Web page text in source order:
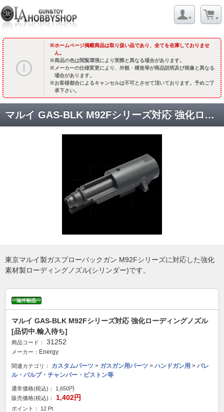
ホームページ掲載商品は取り扱い品であり、全てを在庫しておりませ
ん。
商品の色は閲覧環境により実際と異なる場合があります。
メーカーの仕様変更により、外観・構造等が商品説明及び画像と異なる
場合があります。
お客様都合によるキャンセルは不可とさせて頂いております。予めご了
承下さい。
マルイ GAS-BLK M92Fシリーズ対応 強化ローディングノズル [品切中.輸入待ち]
東京マルイ製ガスブローバックガン M92Fシリーズに対応した強化
素材製ローディングノズル(シリンダー)です。
マルイ GAS-BLK M92Fシリーズ対応 強化ローディングノズル
[品切中.輸入待ち]
商品コード： 31252
メーカー： Energy
関連カテゴリ： カスタムパーツ > ガスガン用パーツ > ハンドガン用 > バレ
ル・バルブ・チャンバー・ピストン等
通常価格(税込)：
1,650円
販売価格(税込)：
1,402円
ポイント： 12 Pt